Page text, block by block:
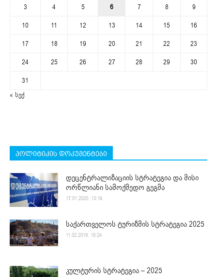
3
4 5 6 7 8
9
10
11 12 13 14 15
16
17
18 19 20 21 22
23
24
25 26 27 28 29
30
31
« სექ
პოლიტიკის დოკუმენტები
დეცენტრალიზაციის სტრატეგია და მისი
ორწლიანი სამოქმედო გეგმა
17.01.2020. 13:16
საქართველოს ტურიზმის სტრატეგია 2025
11.02.2019. 18:24
კულტურის სტრატეგია – 2025